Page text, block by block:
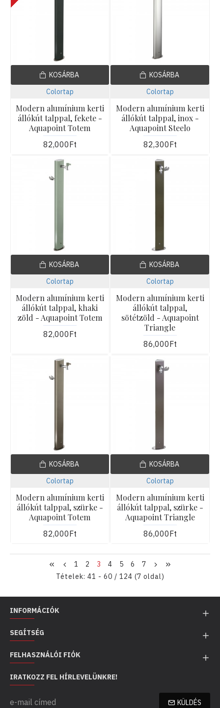
Colortap
Modern alumínium kerti
állókút talppal, fekete -
Aquapoint Totem
82,000Ft
KOSÁRBA
Colortap
Modern alumínium kerti
állókút talppal, inox -
Aquapoint Steelo
82,300Ft
KOSÁRBA
Colortap
Modern alumínium kerti
állókút talppal, khaki
zöld - Aquapoint Totem
82,000Ft
KOSÁRBA
Colortap
Modern alumínium kerti
állókút talppal,
sötétzöld - Aquapoint
Triangle
86,000Ft
KOSÁRBA
Colortap
Modern alumínium kerti
állókút talppal, szürke -
Aquapoint Totem
82,000Ft
KOSÁRBA
Colortap
Modern alumínium kerti
állókút talppal, szürke -
Aquapoint Triangle
86,000Ft
KOSÁRBA
1 2 3 4 5 6
7
Tételek: 41 - 60 / 124 (7 oldal)
INFORMÁCIÓK
SEGÍTSÉG
FELHASZNÁLÓI FIÓK
IRATKOZZ FEL HÍRLEVELÜNKRE!
KÜLDÉS